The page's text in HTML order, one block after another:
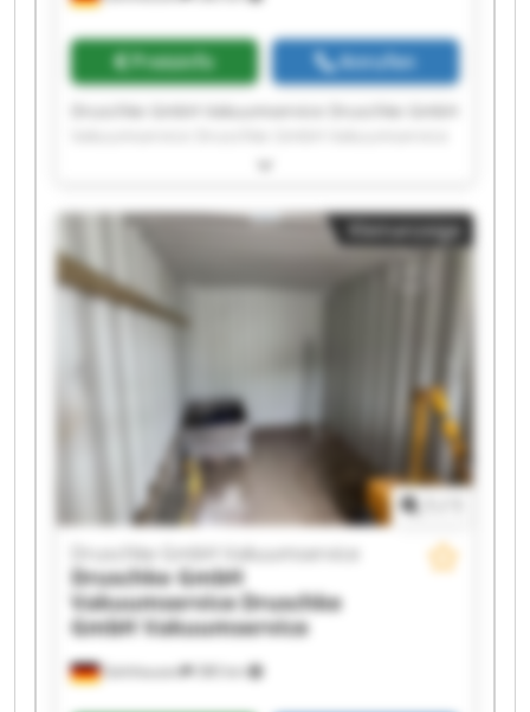
Preisinfo Anrufen
Druschke GmbH Vakuumservice Druschke GmbH
Druschke GmbH Vakuumservice Druschke GmbH
Vakuumservice Druschke GmbH Vakuumservice
Druschke GmbH Vakuumservice Druschke GmbH
Vakuumservice Druschke GmbH Vakuumservice
Druschke GmbH Vakuumservice Druschke GmbH
Vakuumservice Druschke GmbH Vakuumservice
Druschke GmbH Vakuumservice Druschke GmbH
Vakuumservice
Kleinanzeige
Gelnhausen 380 km
Druschke GmbH Vakuumservice
Druschke GmbH
VakuumserviceDruschke
GmbH Vakuumservice